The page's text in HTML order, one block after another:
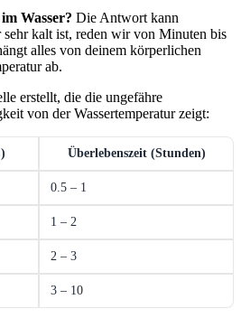
Wasser? Die​ Antwort kann
sehr kalt ist, reden wir von Minuten bis
alles von deinem körperlichen
ab.
erstellt, die die ungefähre
von der Wassertemperatur zeigt:
Überlebenszeit (Stunden)
0.5 – 1
1⁢ – 2
2 – 3
3⁤ – 10